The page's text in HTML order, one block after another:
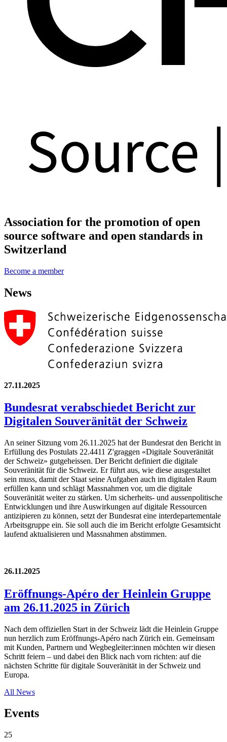
Association for the promotion of open
source software and open standards in
Switzerland
Become a member
News
27.11.2025
Bundesrat verabschiedet Bericht zur
Digitalen Souveränität der Schweiz
An seiner Sitzung vom 26.11.2025 hat der Bundesrat den Bericht in
Erfüllung des Postulats 22.4411 Z'graggen «Digitale Souveränität
der Schweiz» gutgeheissen. Der Bericht definiert die digitale
Souveränität für die Schweiz. Er führt aus, wie diese ausgestaltet
sein muss, damit der Staat seine Aufgaben auch im digitalen Raum
erfüllen kann und schlägt Massnahmen vor, um die digitale
Souveränität weiter zu stärken. Um sicherheits- und aussenpolitische
Entwicklungen und ihre Auswirkungen auf digitale Ressourcen
antizipieren zu können, setzt der Bundesrat eine interdepartementale
Arbeitsgruppe ein. Sie soll auch die im Bericht erfolgte Gesamtsicht
laufend aktualisieren und Massnahmen abstimmen.
26.11.2025
Eröffnungs-Apéro der Heinlein Gruppe
am 26.11.2025 in Zürich
Nach dem offiziellen Start in der Schweiz lädt die Heinlein Gruppe
nun herzlich zum Eröffnungs-Apéro nach Zürich ein. Gemeinsam
mit Kunden, Partnern und Wegbegleiter:innen möchten wir diesen
Schritt feiern – und dabei den Blick nach vorn richten: auf die
nächsten Schritte für digitale Souveränität in der Schweiz und
Europa.
All News
Events
25